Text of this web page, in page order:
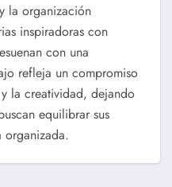
la organización
inspiradoras con
con una
refleja un compromiso
la creatividad, dejando
equilibrar sus
organizada.